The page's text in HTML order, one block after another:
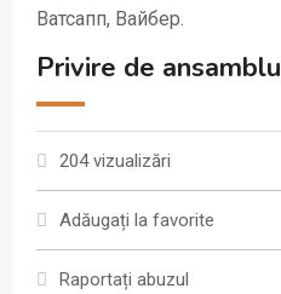
Ватсапп, Вайбер.
Privire de ansamblu
204 vizualizări
Adăugați la favorite
Raportați abuzul